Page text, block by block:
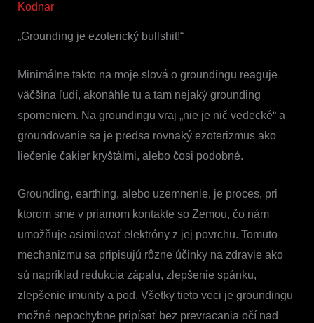
Kodnar
„Grounding je ezoterický bullshit!“
Minimálne takto na moje slová o groundingu reaguje
väčšina ľudí, akonáhle tu a tam nejaký grounding
spomeniem. Na groundingu vraj „nie je nič vedecké“ a
groundovanie sa je predsa rovnaký ezoterizmus ako
liečenie čakier kryštálmi, alebo čosi podobné.
Grounding, earthing, alebo uzemnenie, je proces, pri
ktorom sme v priamom kontakte so Zemou, čo nám
umožňuje asimilovať elektróny z jej povrchu. Tomuto
mechanizmu sa pripisujú rôzne účinky na zdravie ako
sú napríklad redukcia zápalu, zlepšenie spánku,
zlepšenie imunity a pod. Všetky tieto veci je groundingu
možné nepochybne pripísať bez prevracania očí nad